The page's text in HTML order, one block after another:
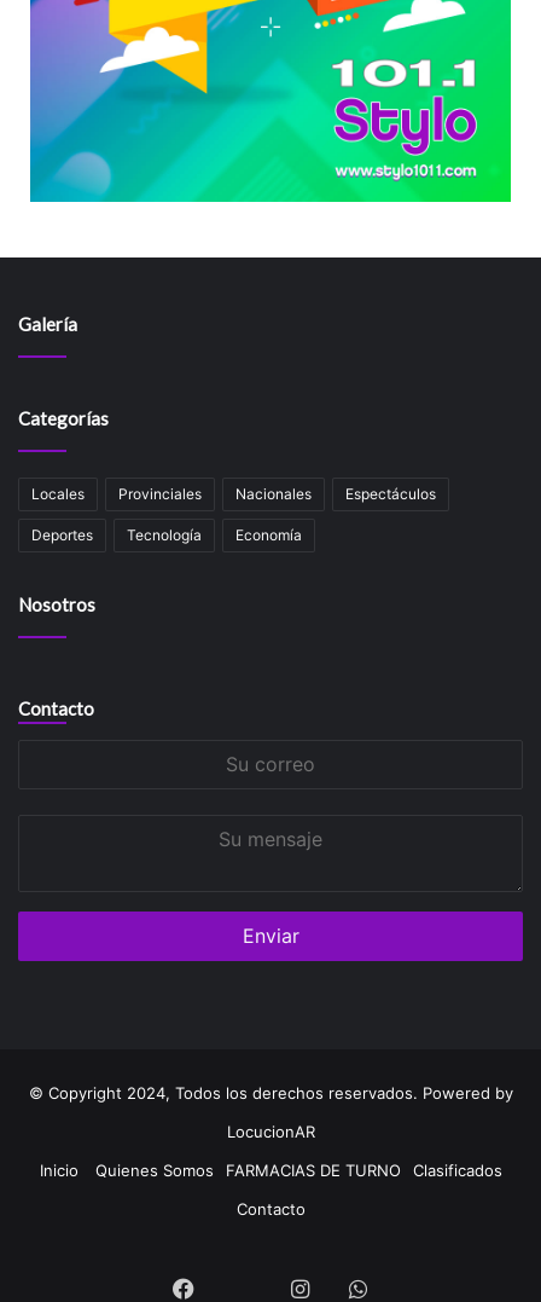
Galería
Categorías
Locales Provinciales Nacionales Espectáculos
Deportes Tecnología Economía
Nosotros
Contacto
© Copyright 2024, Todos los derechos reservados. Powered by
LocucionAR
Inicio
Quienes Somos FARMACIAS DE TURNO
Clasificados
Contacto
Facebook InstagramWhatsapp